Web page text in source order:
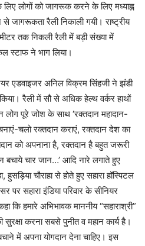
लोगों को जागरूक करने के लिए मध्याह्न
से जागरूकता रैली निकाली गयी। राष्ट्रीय
तक निकली रैली में बड़ी संख्या में
स्टाफ ने भाग लिया।
एडवाइजर अनिल विक्रम सिंहजी ने झंडी
रैली में सौ से अधिक हेल्थ वर्कर हाथों
पूरे जोश के साथ ‘रक्तदान महादान-
चलो रक्तदान कराएं, रक्तदान देश का
को अपनाना है, रक्तदान है बहुत जरूरी
बचाये चार जान…’ आदि नारे लगाते हुए
हुसड़िया चौराहा से होते हुए सहारा हॉस्पिटल
सहारा इंडिया परिवार के सीनियर
कि हमारे अभिभावक माननीय “सहाराश्री”
करना सबसे पुनीत व महान कार्य है।
में अपना योगदान देना चाहिए। इस